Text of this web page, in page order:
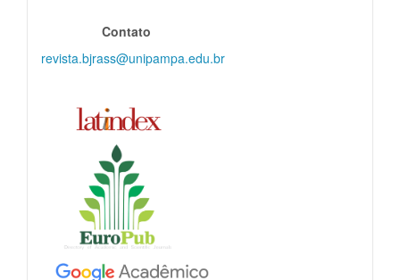
Contato
revista.bjrass@unipampa.edu.br